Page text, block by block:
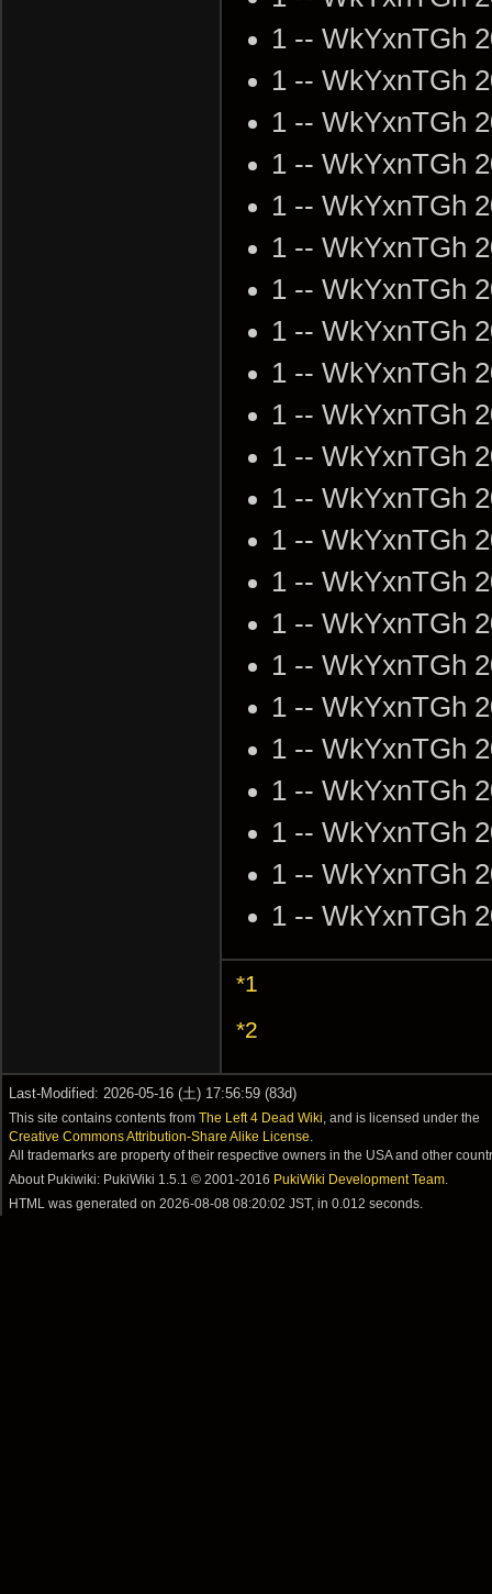
1 -- WkYxnTGh
1 -- WkYxnTGh
1 -- WkYxnTGh
1 -- WkYxnTGh
1 -- WkYxnTGh
1 -- WkYxnTGh
1 -- WkYxnTGh
1 -- WkYxnTGh
1 -- WkYxnTGh
1 -- WkYxnTGh
1 -- WkYxnTGh
1 -- WkYxnTGh
1 -- WkYxnTGh
1 -- WkYxnTGh
1 -- WkYxnTGh
1 -- WkYxnTGh
1 -- WkYxnTGh
1 -- WkYxnTGh
1 -- WkYxnTGh
1 -- WkYxnTGh
1 -- WkYxnTGh
1 -- WkYxnTGh
*1
*2
Last-Modified: 2026-05-16 (土) 17:56:59 (83d)
This site contains contents fromThe Left 4 Dead Wiki , and is licensed under the
Creative Commons Attribution-Share Alike License
All trademarks are property of their respective owners in the USA and other
About Pukiwiki: PukiWiki 1.5.1 © 2001-2016 PukiWiki Development Team
HTML was generated on2026-08-08 08:20:02 JST, in 0.012 seconds.